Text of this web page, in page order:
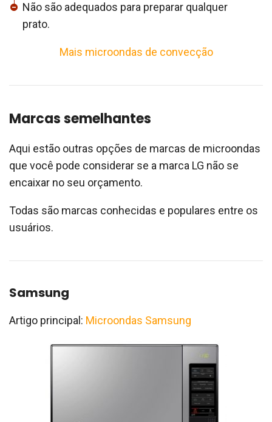
Não são adequados para preparar qualquer
prato.
Mais microondas de convecção
Marcas semelhantes
Aqui estão outras opções de marcas de microondas
que você pode considerar se a marca LG não se
encaixar no seu orçamento.
Todas são marcas conhecidas e populares entre os
usuários.
Samsung
Artigo principal: Microondas Samsung